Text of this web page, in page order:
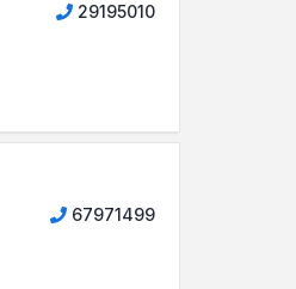
29195010
67971499